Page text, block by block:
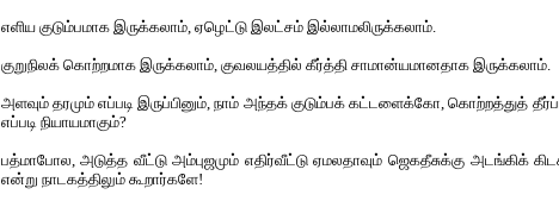
எளிய குடும்பமாக இருக்கலாம், ஏழெட்டு இலட்சம் இல்லாமலிருக்கலாம்.
குறுநிலக் கொற்றமாக இருக்கலாம், குவலயத்தில் கீர்த்தி சாமான்யமானதாக இருக்கலாம்.
அளவும் தரமும் எப்படி இருப்பினும், நாம் அந்தக் குடும்பக் கட்டளைக்கோ, கொற்றத்துத்
எப்படி நியாயமாகும்?
பத்மாபோல, அடுத்த வீட்டு அம்புஜமும் எதிர்வீட்டு ஏமலதாவும் ஜெகதீசுக்கு அடங்கிக்
என்று நாடகத்திலும் கூறார்களே!